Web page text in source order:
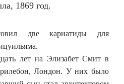
1869 год.
две кариатиды для
лет на Элизабет Смит в
Лондон. У них было